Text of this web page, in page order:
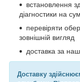
встановлення
діагностики на
перевіряти
зовнішній вигляд
доставка за
Доставку